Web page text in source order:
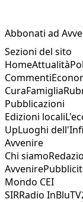
Abbonati ad
Sezioni del sito
HomeAttualità
Commenti
CuraFamiglia
Pubblicazioni
Edizioni locali
UpLuoghi
Avvenire
Chi siamo
Avvenire
Mondo CEI
SIRRadio InBlu